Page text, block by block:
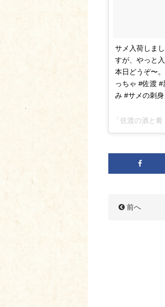
サメ入荷しま
すが、やっと
本日どうぞ〜
っちゃ #佐渡
み #サメの刺身
「佐渡の酒と
前へ